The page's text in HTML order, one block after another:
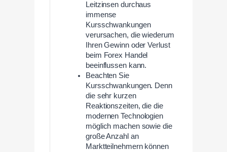
Leitzinsen durchaus
immense
Kursschwankungen
verursachen, die wiederum
Ihren Gewinn oder Verlust
beim Forex Handel
beeinflussen kann.
Beachten Sie
Kursschwankungen. Denn
die sehr kurzen
Reaktionszeiten, die die
modernen Technologien
möglich machen sowie die
große Anzahl an
Marktteilnehmern können